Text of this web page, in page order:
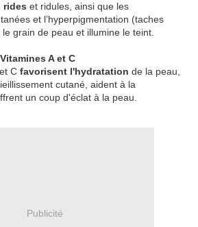
rides et ridules, ainsi que les
et l’hyperpigmentation (taches
grain de peau et illumine le teint.
A et C
C favorisent l'hydratation de la peau,
cutané, aident à la
un coup d'éclat à la peau.
Publicité